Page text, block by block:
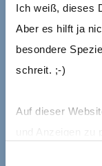
Ich weiß, dieses
Aber es hilft ja
besondere
schreit. ;-)
Auf dieser